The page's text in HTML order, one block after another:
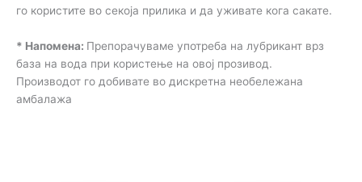
го користите во секоја прилика и да уживате кога сакате.
* Напомена: Препорачуваме употреба на лубрикант врз
база на вода при користење на овој прозивод.
Производот го добивате во дискретна необележана
амбалажа